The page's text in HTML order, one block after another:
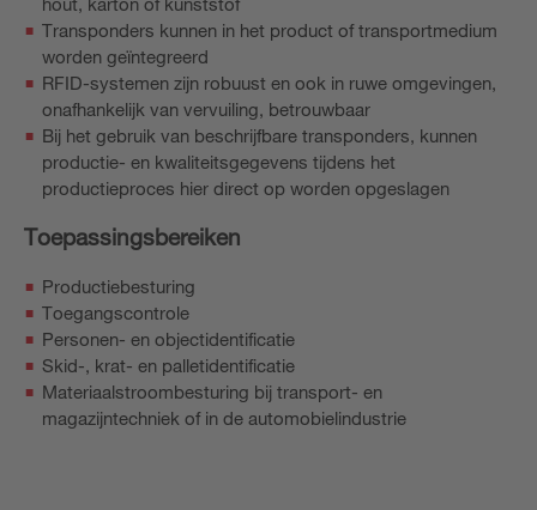
Transponders kunnen in het product of transportmedium
worden geïntegreerd
RFID-systemen zijn robuust en ook in ruwe omgevingen,
onafhankelijk van vervuiling, betrouwbaar
Bij het gebruik van beschrijfbare transponders, kunnen
productie- en kwaliteitsgegevens tijdens het
productieproces hier direct op worden opgeslagen
Toepassingsbereiken
Productiebesturing
Toegangscontrole
Personen- en objectidentificatie
Skid-, krat- en palletidentificatie
Materiaalstroombesturing bij transport- en
magazijntechniek of in de automobielindustrie